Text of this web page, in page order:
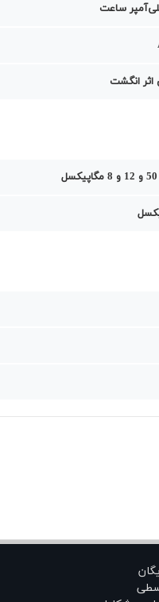
انگشت